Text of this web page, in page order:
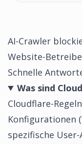
AI-Crawler
Website-
Schnelle
Was sind
Cloudflare-
Konfigurationen
spezifische